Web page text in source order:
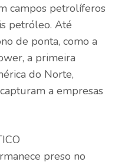
campos petrolíferos
petróleo. Até
de ponta, como a
a primeira
do Norte,
a empresas
preso no